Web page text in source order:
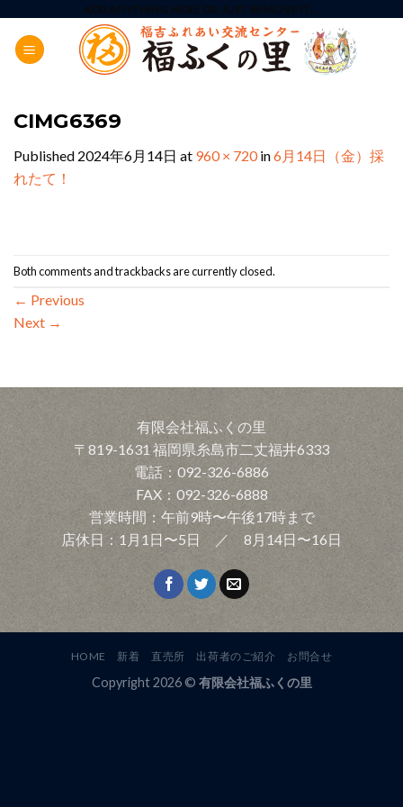
content
ADD ANYTHING HERE OR JUST REMOVE IT...
CIMG6369
Published 2024年6月14日 at 960 × 720in6月14日（金）採
れたて！
Both comments and trackbacks are currently closed.
← Previous
Next →
有限会社福ふくの里
〒819-1631 福岡県糸島市二丈福井6333
電話：092-326-6886
FAX：092-326-6888
営業時間：午前9時〜午後17時まで
店休日：1月1日〜5日 ／ 8月14日〜16日
HOME 新着 直売所 出荷者のご紹介 お問合せ
Copyright 2026 © 有限会社福ふくの里